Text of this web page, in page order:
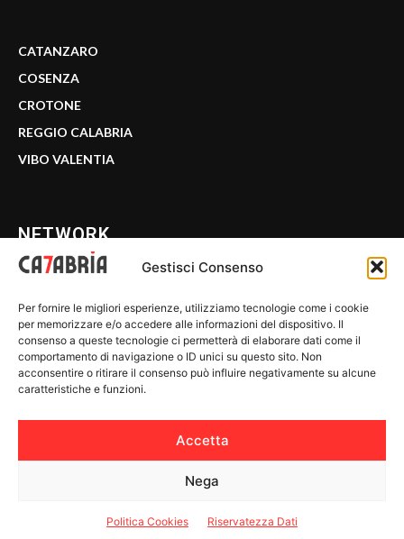
Gestisci Consenso
Per fornire le migliori esperienze, utilizziamo tecnologie come i cookie
per memorizzare e/o accedere alle informazioni del dispositivo. Il
consenso a queste tecnologie ci permetterà di elaborare dati come il
comportamento di navigazione o ID unici su questo sito. Non
acconsentire o ritirare il consenso può influire negativamente su alcune
caratteristiche e funzioni.
Accetta
Nega
Politica Cookies Riservatezza Dati
CATANZARO
COSENZA
CROTONE
REGGIO CALABRIA
VIBO VALENTIA
NETWORK
WE CALABRIA
C7 PLAY
MIX ZONE
Riservatezza Dati-Politica Cookies-Disclaimer